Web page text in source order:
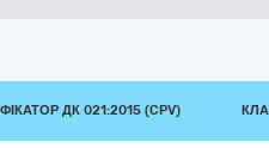
ДК 021:2015 (CPV)